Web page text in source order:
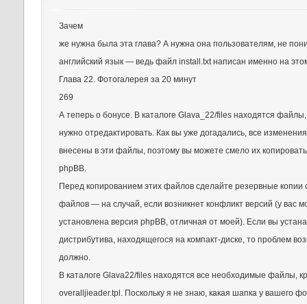
Зачем
же нужна была эта глава? А нужна она пользователям, не
английский язык — ведь файл install.txt написан именно на
Глава 22. Фотогалерея за 20 минут
269
А теперь о бонусе. В каталоге Glava_22/files находятся
нужно отредактировать. Как вы уже догадались, все
внесены в эти файлы, поэтому вы можете смело их
phpBB.
Перед копированием этих файлов сделайте резервные копии
файлов — на случай, если возникнет конфликт версий (у вас
установлена версия phpBB, отличная от моей). Если вы
дистрибутива, находящегося на компакт-диске, то проблем
должно.
В каталоге Glava22/files находятся все необходимые файлы,
overalljieader.tpl. Поскольку я не знаю, какая шапка у вашего